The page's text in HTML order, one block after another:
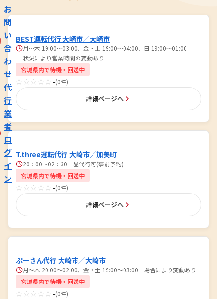
お
問
い
合
わ
せ
代
行
業
者
ロ
グ
イ
ン
BEST運転代行 大崎市／大崎市
月～木 19:00～03:00、金・土 19:00～04:00、日 19:00～01:00
状況により営業時間の変動あり
宮城県内で待機・回送中
☆☆☆☆☆ -(0件)
詳細ページへ
T.three運転代行 大崎市／加美町
20∶00～02∶30 昼代行可(事前予約)
宮城県内で待機・回送中
☆☆☆☆☆ -(0件)
詳細ページへ
ぷーさん代行 大崎市／大崎市
月～木 20:00～02:00、金・土 19:00～03:00 場合により変動あり
宮城県内で待機・回送中
☆☆☆☆☆ -(0件)